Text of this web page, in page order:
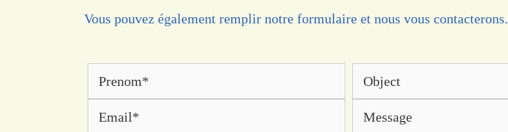
Vous pouvez également remplir notre formulaire et nous vous contacterons.